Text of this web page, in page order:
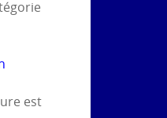
est